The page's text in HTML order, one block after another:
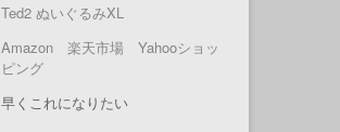
Ted2 ぬいぐるみXL
Amazon
楽天市場
Yahooショッ
ピング
早くこれになりたい